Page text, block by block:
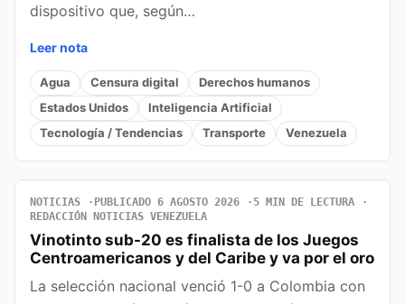
dispositivo que, según…
Leer nota
Agua Censura digital
Derechos humanos
Estados Unidos
Inteligencia Artificial
Tecnología / Tendencias
Transporte Venezuela
NOTICIAS PUBLICADO 6 AGOSTO 2026
5 MIN DE LECTURA
REDACCIÓN NOTICIAS VENEZUELA
Vinotinto sub-20 es finalista de los Juegos
Centroamericanos y del Caribe y va por el oro
La selección nacional venció 1-0 a Colombia con